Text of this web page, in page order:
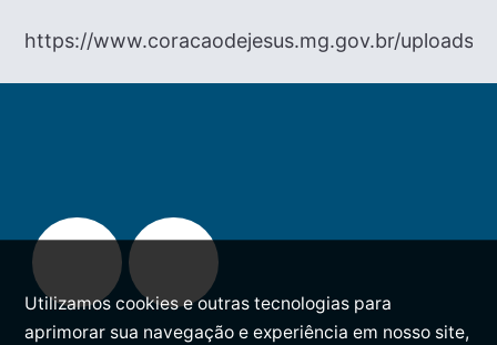
https://www.coracaodejesus.mg.gov.br/uploads/
Utilizamos cookies e outras tecnologias para
aprimorar sua navegação e experiência em nosso site,